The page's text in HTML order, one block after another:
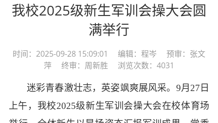
我校2025级新生军训会操大会圆
满举行
时间：2025-09-28 15:09:01 编辑：程岑 预审：张文
萍 终审：周新胜 浏览次数：4031
迷彩青春激壮志，英姿飒爽展风采。 9月27日
上午，我校2025级新生军训会操大会在校体育场